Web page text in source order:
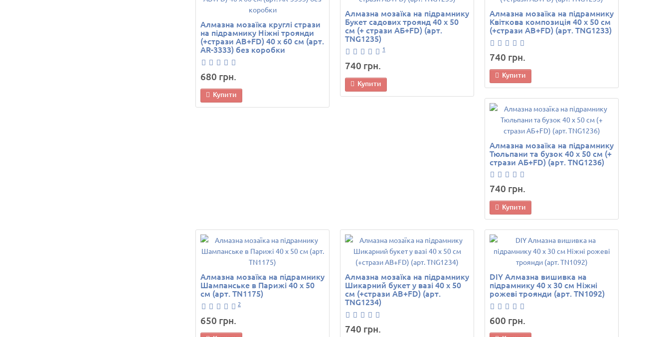
Алмазна мозаїка круглі стрази
на підрамнику Ніжні троянди
(+стрази AB+FD) 40 х 60 см (арт.
AR-3333) без коробки
680 грн.
Купити
Алмазна мозаїка на підрамнику
Букет садових троянд 40 х 50
см (+ стрази АБ+FD) (арт.
TNG1235)
1
740 грн.
Купити
Алмазна мозаїка на підрамнику
Квіткова композиція 40 х 50 см
(+стрази AB+FD) (арт. TNG1233)
740 грн.
Купити
Алмазна мозаїка на підрамнику
Тюльпани та бузок 40 х 50 см (+
стрази АБ+FD) (арт. TNG1236)
740 грн.
Купити
Алмазна мозаїка на підрамнику
Шампанське в Парижі 40 х 50
см (арт. TN1175)
2
650 грн.
Алмазна мозаїка на підрамнику
Шикарний букет у вазі 40 х 50
см (+стрази AB+FD) (арт.
TNG1234)
740 грн.
DIY Алмазна вишивка на
підрамнику 40 х 30 см Ніжні
рожеві троянди (арт. TN1092)
600 грн.